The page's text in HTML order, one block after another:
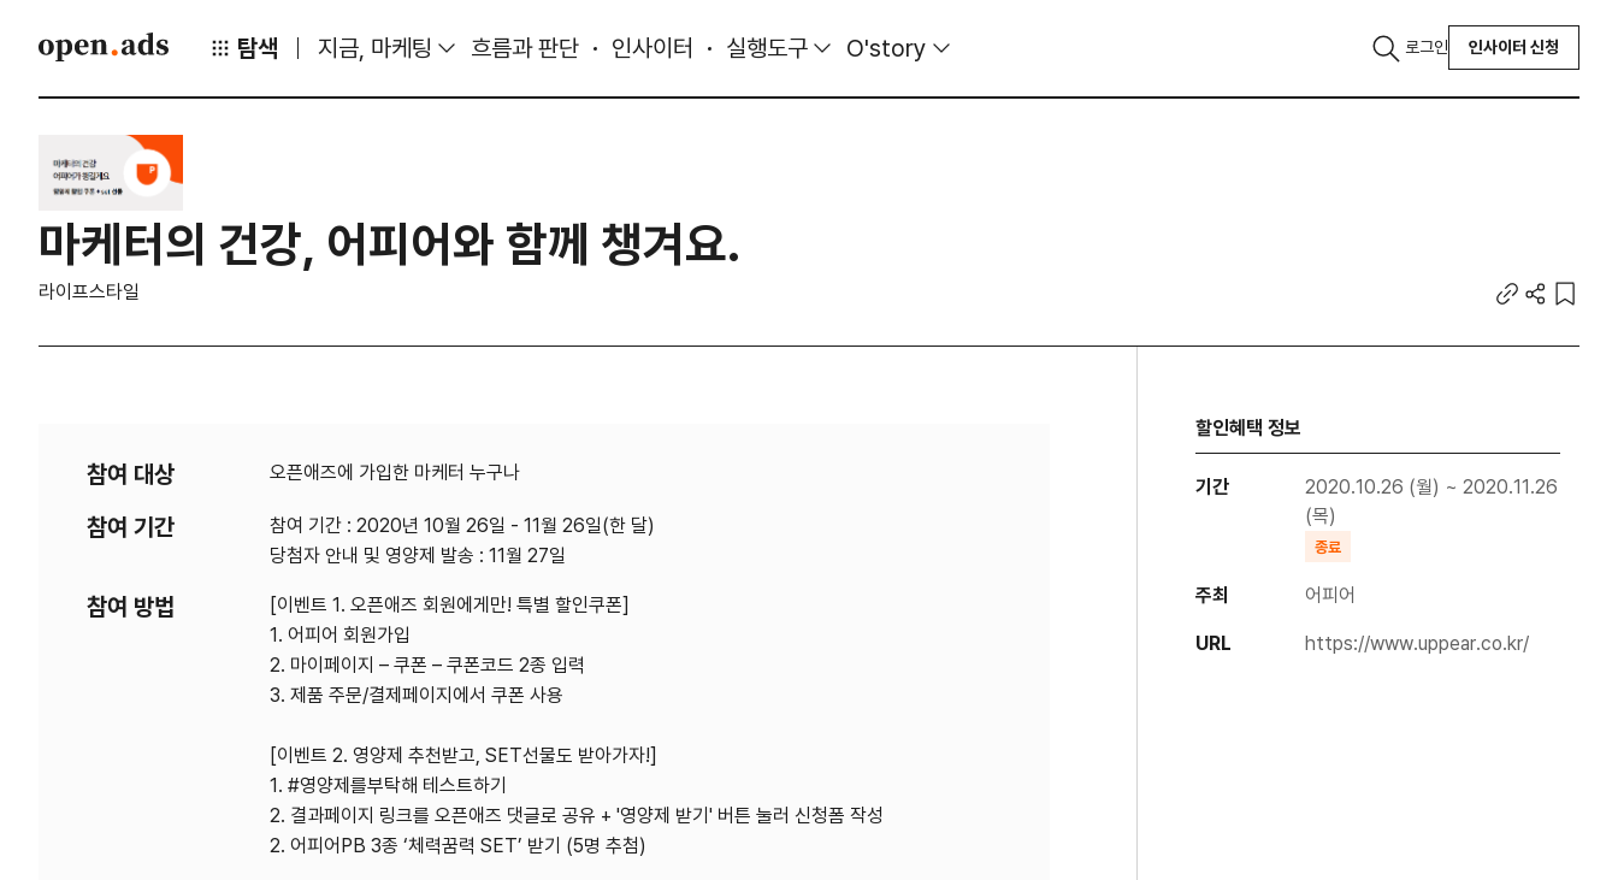
탐색 지금, 마케팅 흐름과 판단 인사이터 실행도구 O'story 로그인 인사이터 신청
마케터의 건강, 어피어와 함께 챙겨요.
라이프스타일
참여 대상 오픈애즈에 가입한 마케터 누구나
참여 기간
참여 기간 : 2020년 10월 26일 - 11월 26일(한 달)
당첨자 안내 및 영양제 발송 : 11월 27일
참여 방법
[이벤트 1. 오픈애즈 회원에게만! 특별 할인쿠폰]
1. 어피어 회원가입
2. 마이페이지 – 쿠폰 – 쿠폰코드 2종 입력
3. 제품 주문/결제페이지에서 쿠폰 사용
[이벤트 2. 영양제 추천받고, SET선물도 받아가자!]
1. #영양제를부탁해 테스트하기
2. 결과페이지 링크를 오픈애즈 댓글로 공유 + '영양제 받기' 버튼 눌러 신청폼 작성
2. 어피어PB 3종 ‘체력꿈력 SET’ 받기 (5명 추첨)
할인혜택 정보
기간
2020.10.26 (월) ~ 2020.11.26
(목)
종료
주최 어피어
URL https://www.uppear.co.kr/